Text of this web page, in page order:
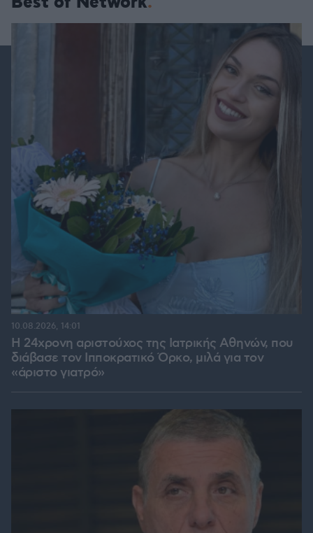
Η 24χρονη αριστούχος της Ιατρικής Αθηνών, που
διάβασε τον Ιπποκρατικό Όρκο, μιλά για τον
«άριστο γιατρό»
10.08.2026, 14:01